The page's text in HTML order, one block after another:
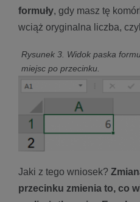
formuły, gdy masz tę
wciąż oryginalna liczba,
Rysunek 3. Widok paska
miejsc po przecinku.
Jaki z tego wniosek?
przecinku zmienia to, co